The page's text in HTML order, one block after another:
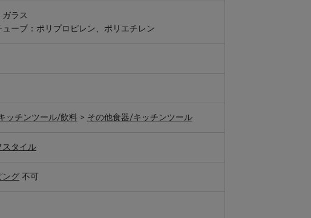
ガラス
ューブ：ポリプロピレン、ポリエチレン
ッチンツール/飲料 > その他食器/キッチンツール
スタイル
ング 不可